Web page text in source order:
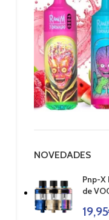
NOVEDADES
Pnp-X
de
19,95